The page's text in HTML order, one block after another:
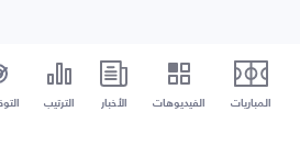
المباريات الفيديوهات الأخبار الترتيب